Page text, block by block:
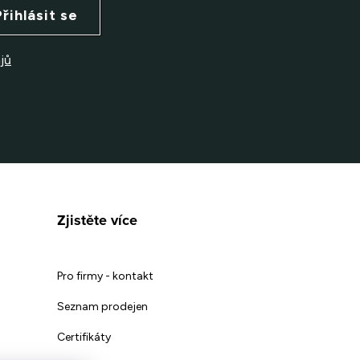
se
Zjistěte více
Pro firmy - kontakt
Seznam prodejen
Certifikáty